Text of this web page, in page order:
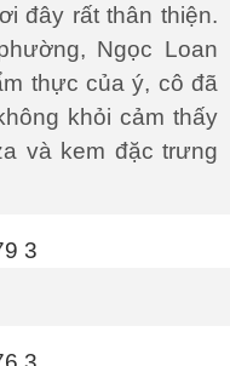
đây rất thân thiện.
Ngọc Loan
thực của ý, cô đã
khỏi cảm thấy
và kem đặc trưng